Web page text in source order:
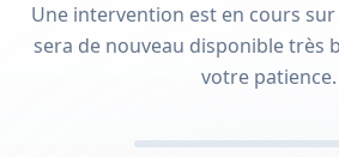
Une intervention est en cours sur
sera de nouveau disponible
votre patience.